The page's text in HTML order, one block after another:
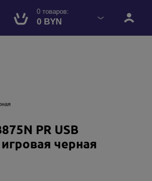
0 товаров:
0 BYN
PR USB
черная